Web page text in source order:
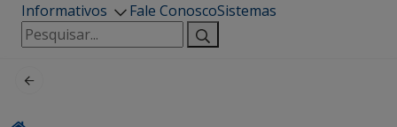
Informativos
Fale ConoscoSistemas
Pesquisar
por: